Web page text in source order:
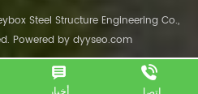
Steel Structure Engineering Co.,
Powered by dyyseo.com